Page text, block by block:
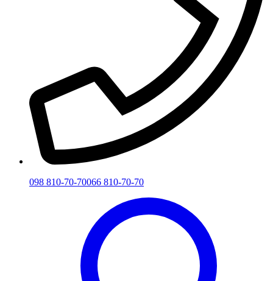
098 810-70-70066 810-70-70